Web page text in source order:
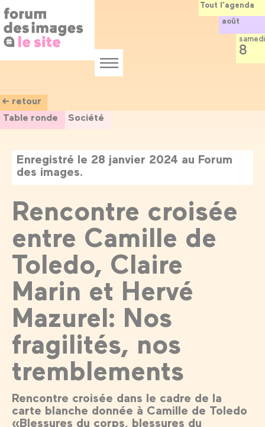
au
contenu
principal
Menu
← retour
Table ronde
Société
Enregistré le 28 janvier 2024 au Forum
des images.
Rencontre croisée
entre Camille de
Toledo, Claire
Marin et Hervé
Mazurel: Nos
fragilités, nos
tremblements
Rencontre croisée dans le cadre de la
carte blanche donnée à Camille de Toledo
«Blessures du corps, blessures du
Tout l’agenda
août
samedi
8